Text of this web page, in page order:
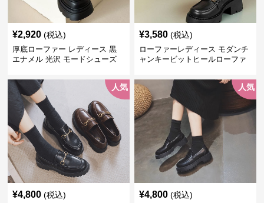
¥2,920 (税込)
厚底ローファー レディース 黒
エナメル 光沢 モードシューズ
¥3,580 (税込)
ローファーレディース モダンチ
ャンキービットヒールローファ
人気
¥4,800 (税込)
人気
¥4,800 (税込)